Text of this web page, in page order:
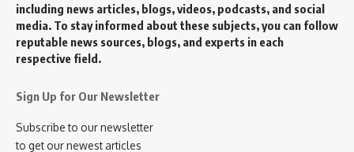
including news articles, blogs, videos, podcasts, and social
media. To stay informed about these subjects, you can follow
reputable news sources, blogs, and experts in each
respective field.
Sign Up for Our Newsletter
Subscribe to our newsletter
to get our newest articles